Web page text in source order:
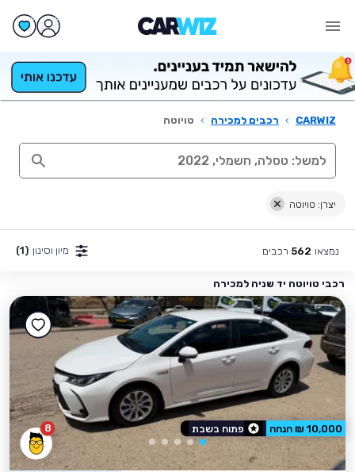
CARWIZ
› רכבים למכירה › טויוטה
יצרן: טויוטה
נמצאו 562 רכבים מיון וסינון (1)
רכבי טויוטה יד שניה למכירה
8 10,000 ₪ הנחה פתוח בשבת